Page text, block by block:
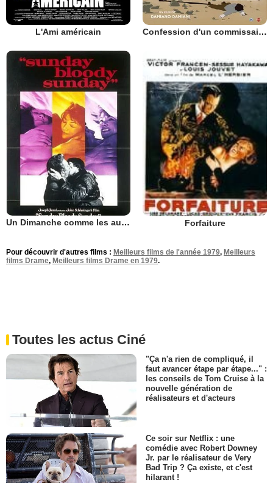
L'Ami américain Confession d'un commissaire de police au procureur de la république
Un Dimanche comme les autres Forfaiture
Pour découvrir d'autres films : Meilleurs films de l'année 1979, Meilleurs
films Drame, Meilleurs films Drame en 1979.
Toutes les actus Ciné
"Ça n'a rien de compliqué, il
faut avancer étape par étape..." :
les conseils de Tom Cruise à la
nouvelle génération de
réalisateurs et d'acteurs
Ce soir sur Netflix : une
comédie avec Robert Downey
Jr. par le réalisateur de Very
Bad Trip ? Ça existe, et c'est
hilarant !